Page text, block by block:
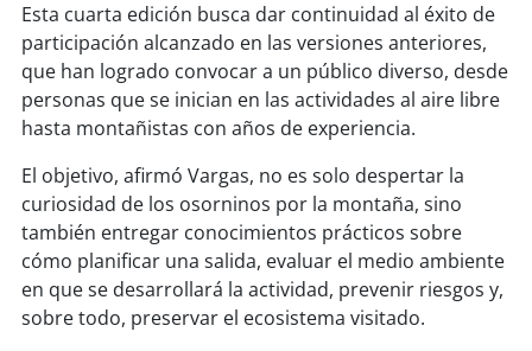
Esta cuarta edición busca dar continuidad al éxito de
participación alcanzado en las versiones anteriores,
que han logrado convocar a un público diverso, desde
personas que se inician en las actividades al aire libre
hasta montañistas con años de experiencia.
El objetivo, afirmó Vargas, no es solo despertar la
curiosidad de los osorninos por la montaña, sino
también entregar conocimientos prácticos sobre
cómo planificar una salida, evaluar el medio ambiente
en que se desarrollará la actividad, prevenir riesgos y,
sobre todo, preservar el ecosistema visitado.